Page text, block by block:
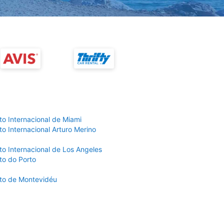
Internacional de Miami
Internacional Arturo Merino
Internacional de Los Angeles
do Porto
de Montevidéu